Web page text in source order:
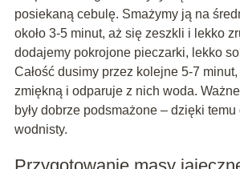
posiekaną cebulę. Smażymy ją na
około 3-5 minut, aż się zeszkli i lekko
dodajemy pokrojone pieczarki, lekko
Całość dusimy przez kolejne 5-7
zmiękną i odparuje z nich woda.
były dobrze podsmażone – dzięki
wodnisty.